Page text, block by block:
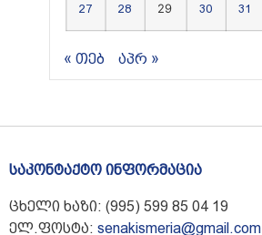
27 28 29 30 31
« თებ აპრ »
საკონტაქტო ინფორმაცია
ცხელი ხაზი: (995) 599 85 04 19
ელ.ფოსტა: senakismeria@gmail.com